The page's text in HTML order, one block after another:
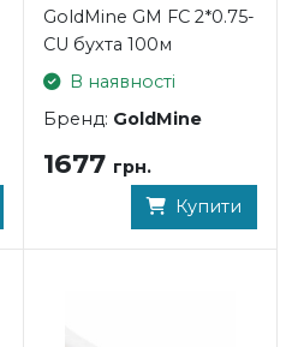
GoldMine GM FC 2*0.75-
CU бухта 100м
В наявності
Бренд: GoldMine
1677 грн.
Купити